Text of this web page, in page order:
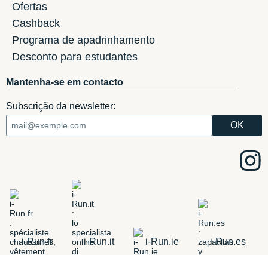
Ofertas
Cashback
Programa de apadrinhamento
Desconto para estudantes
Mantenha-se em contacto
Subscrição da newsletter:
i-Run.fr i-Run.it i-Run.ie i-Run.es